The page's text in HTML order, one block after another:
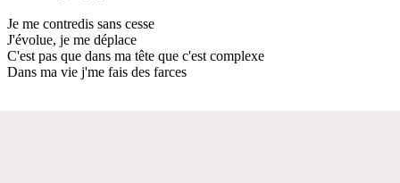
Je me contredis sans cesse
J'évolue, je me déplace
C'est pas que dans ma tête que c'est complexe
Dans ma vie j'me fais des farces